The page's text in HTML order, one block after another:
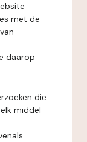
met de
daarop
die
middel